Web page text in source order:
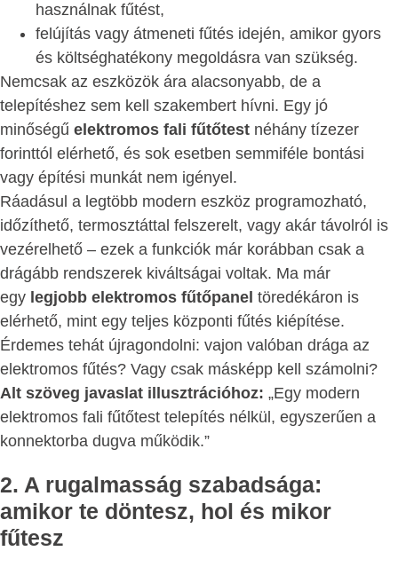
használnak fűtést,
felújítás vagy átmeneti fűtés idején, amikor gyors
és költséghatékony megoldásra van szükség.
Nemcsak az eszközök ára alacsonyabb, de a
telepítéshez sem kell szakembert hívni. Egy jó
minőségű elektromos fali fűtőtest néhány tízezer
forinttól elérhető, és sok esetben semmiféle bontási
vagy építési munkát nem igényel.
Ráadásul a legtöbb modern eszköz programozható,
időzíthető, termosztáttal felszerelt, vagy akár távolról is
vezérelhető – ezek a funkciók már korábban csak a
drágább rendszerek kiváltságai voltak. Ma már
egy legjobb elektromos fűtőpanel töredékáron is
elérhető, mint egy teljes központi fűtés kiépítése.
Érdemes tehát újragondolni: vajon valóban drága az
elektromos fűtés? Vagy csak másképp kell számolni?
Alt szöveg javaslat illusztrációhoz: „Egy modern
elektromos fali fűtőtest telepítés nélkül, egyszerűen a
konnektorba dugva működik.”
2. A rugalmasság szabadsága:
amikor te döntesz, hol és mikor
fűtesz